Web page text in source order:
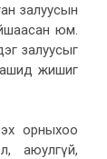
залуусын
юм.
залуусыг
жишиг
эх орныхоо
аюулгүй,